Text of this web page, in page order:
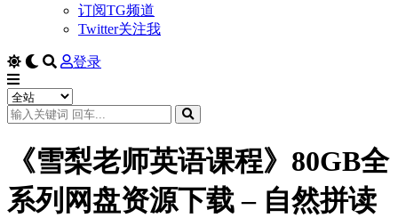
订阅TG频道
Twitter关注我
登录
《雪梨老师英语课程》80GB全
系列网盘资源下载 – 自然拼读